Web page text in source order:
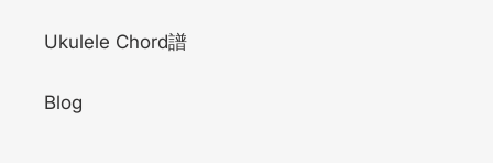
Ukulele Chord譜
Blog